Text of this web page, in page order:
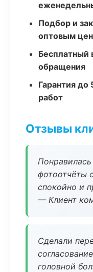
Подбор и
оптовым
Бесплатный
обращения
Гарантия до
работ
Отзывы
фотоотчёты
спокойно и
— Клиент
Сделали
головной